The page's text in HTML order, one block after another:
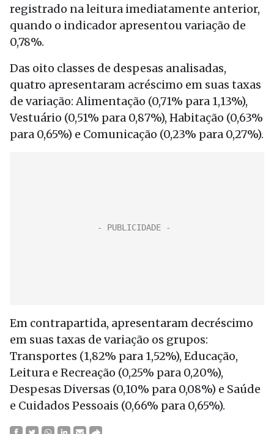
registrado na leitura imediatamente anterior,
quando o indicador apresentou variação de
0,78%.
Das oito classes de despesas analisadas,
quatro apresentaram acréscimo em suas taxas
de variação: Alimentação (0,71% para 1,13%),
Vestuário (0,51% para 0,87%), Habitação (0,63%
para 0,65%) e Comunicação (0,23% para 0,27%).
Em contrapartida, apresentaram decréscimo
em suas taxas de variação os grupos:
Transportes (1,82% para 1,52%), Educação,
Leitura e Recreação (0,25% para 0,20%),
Despesas Diversas (0,10% para 0,08%) e Saúde
e Cuidados Pessoais (0,66% para 0,65%).